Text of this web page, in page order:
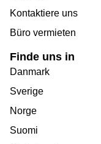
Kontaktiere uns
Büro vermieten
Finde uns in
Danmark
Sverige
Norge
Suomi